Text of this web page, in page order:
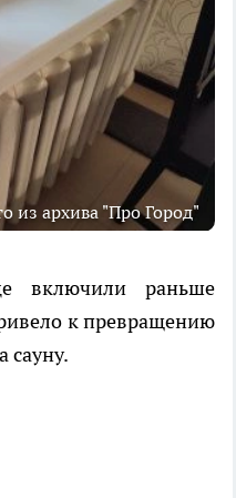
из архива "Про Город"
включили раньше
к превращению
сауну.